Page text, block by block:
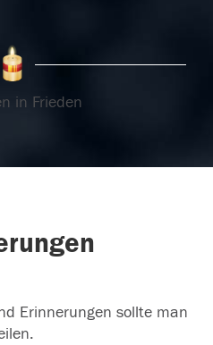
in Frieden
Erinnerungen sollte man